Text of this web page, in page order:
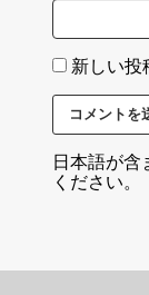
新しい投
日本語が含
ください。